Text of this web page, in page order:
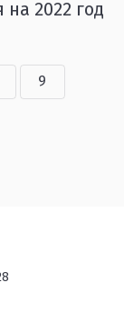
на 2022 год
9